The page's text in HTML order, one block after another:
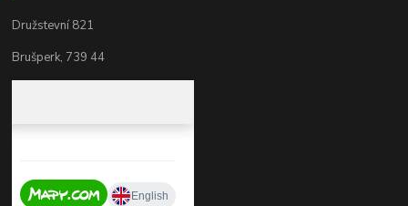
Družstevní 821
Brušperk, 739 44